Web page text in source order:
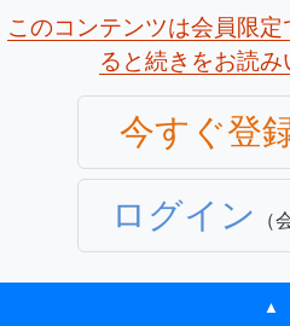
このコンテンツは会員限
ると続きをお読み
今すぐ登
ログイン （
▲